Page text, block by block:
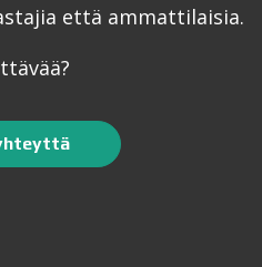
että ammattilaisia.